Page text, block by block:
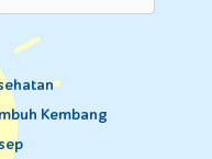
Kembang